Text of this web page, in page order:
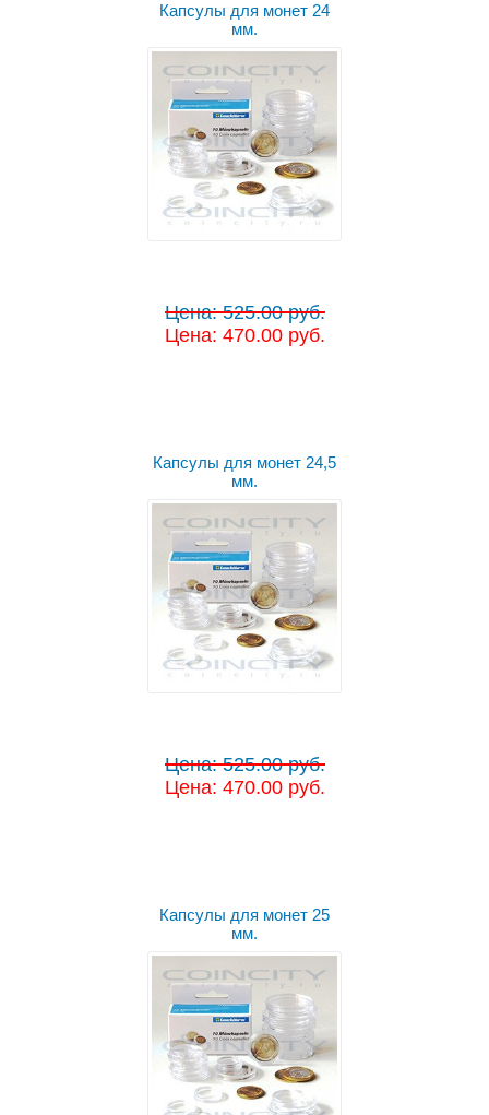
Капсулы для монет 24
мм.
Цена: 525.00 руб.
Цена: 470.00 руб.
Капсулы для монет 24,5
мм.
Цена: 525.00 руб.
Цена: 470.00 руб.
Капсулы для монет 25
мм.